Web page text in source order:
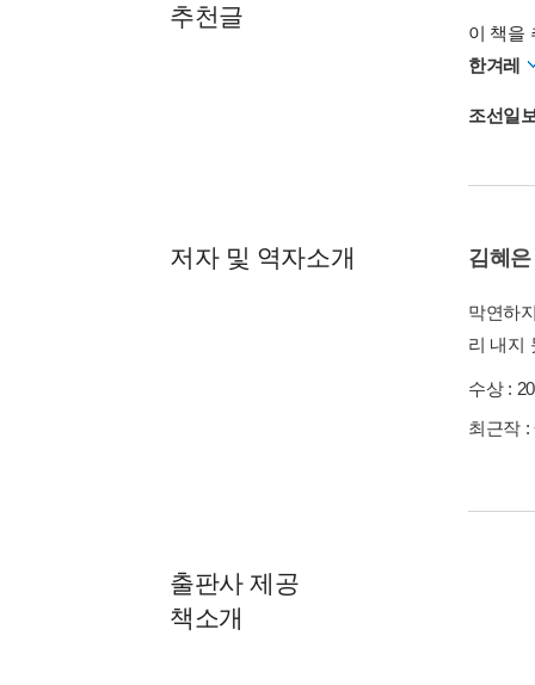
추천글
이 책을
한겨레
조선일
저자 및 역자소개 김혜은
막연하
리 내지
수상 :
최근작 :
출판사 제공
책소개